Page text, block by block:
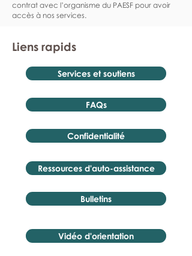
contrat avec l’organisme du PAESF pour avoir
accès à nos services.
Liens rapids
Services et soutiens
FAQs
Confidentialité
Ressources d'auto-assistance
Bulletins
Vidéo d'orientation